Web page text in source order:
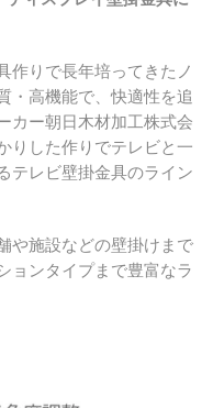
作りで長年培ってきたノ
・高機能で、快適性を追
カー朝日木材加工株式会
りした作りでテレビと一
テレビ壁掛金具のライン
や施設などの壁掛けまで
ョンタイプまで豊富なラ